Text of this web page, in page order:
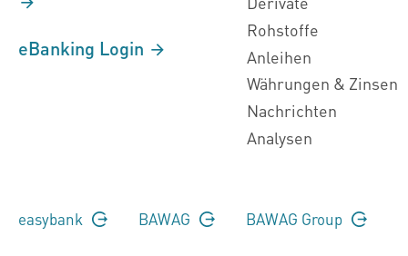
eBanking Login
Rohstoffe
Anleihen
Währungen & Zinsen
Nachrichten
Analysen
easybank BAWAG BAWAG Group